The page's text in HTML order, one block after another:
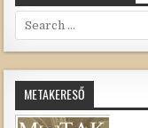
for:
METAKERESŐ